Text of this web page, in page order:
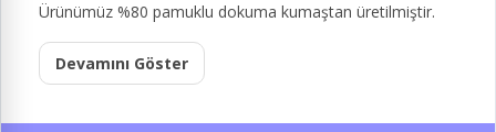
Ürünümüz %80 pamuklu dokuma kumaştan üretilmiştir.
Devamını Göster